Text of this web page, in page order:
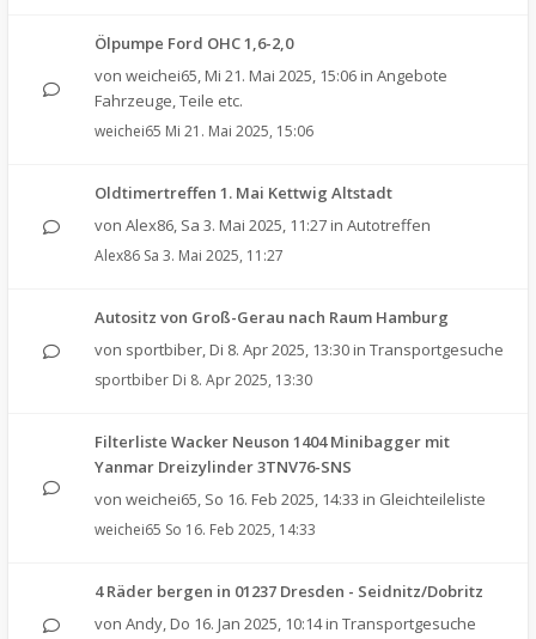
Ölpumpe Ford OHC 1,6-2,0
von weichei65, Mi 21. Mai 2025, 15:06 in Angebote
Fahrzeuge, Teile etc.
weichei65 Mi 21. Mai 2025, 15:06
Oldtimertreffen 1. Mai Kettwig Altstadt
von Alex86, Sa 3. Mai 2025, 11:27 in Autotreffen
Alex86 Sa 3. Mai 2025, 11:27
Autositz von Groß-Gerau nach Raum Hamburg
von sportbiber, Di 8. Apr 2025, 13:30 in Transportgesuche
sportbiber Di 8. Apr 2025, 13:30
Filterliste Wacker Neuson 1404 Minibagger mit
Yanmar Dreizylinder 3TNV76-SNS
von weichei65, So 16. Feb 2025, 14:33 in Gleichteileliste
weichei65 So 16. Feb 2025, 14:33
4 Räder bergen in 01237 Dresden - Seidnitz/Dobritz
von Andy, Do 16. Jan 2025, 10:14in Transportgesuche